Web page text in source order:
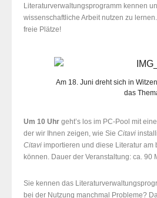
Literaturverwaltungsprogramm kennen
wissenschaftliche Arbeit nutzen zu
freie Plätze!
Am 18. Juni dreht sich in
das
Um 10 Uhr geht’s los im PC-Pool mit
der wir Ihnen zeigen, wie Sie Citavi
Citavi importieren und diese Literatur am
können. Dauer der Veranstaltung: ca. 90
Sie kennen das
bei der Nutzung manchmal Probleme?